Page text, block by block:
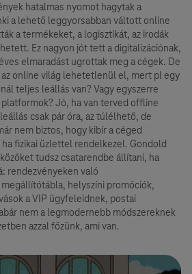
hatalmas nyomot hagytak a
a lehető leggyorsabban váltott online
a termékeket, a logisztikát, az irodák
Ez nagyon jót tett a digitalizációnak,
elmaradást ugrottak meg a cégek. De
az online világ lehetetlenül el, mert pl egy
teljes leállás van? Vagy egyszerre
Jó, ha van terved offline
csak pár óra, az túlélhető, de
nem biztos, hogy kibír a céged
fizikai üzlettel rendelkezel. Gondold
tudsz csatarendbe állítani, ha
rendezvényeken való
helyszíni promóciók,
a VIP ügyfeleidnek, postai
nem a legmodernebb módszereknek
azzal főzünk, ami van.